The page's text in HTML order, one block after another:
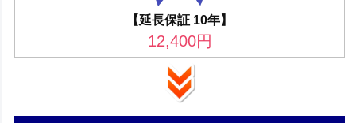
【延長保証 10年】
12,400円